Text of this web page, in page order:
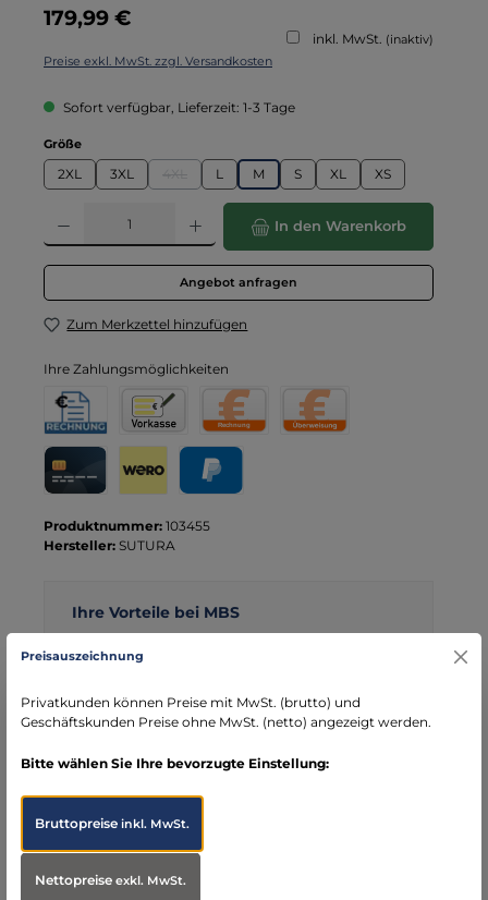
Regulärer Preis:
179,99 €
inkl. MwSt. (inaktiv)
Preise exkl. MwSt. zzgl. Versandkosten
Sofort verfügbar, Lieferzeit: 1-3 Tage
Größeauswählen
2XL 3XL
(Diese Option ist zurzeit nicht verfügbar.)
L M S XL XS
Produkt Anzahl: Gib den gewünschten Wert ein oder benutze die
In den Warenkorb
Angebot anfragen
Zum Merkzettel hinzufügen
Ihre Zahlungsmöglichkeiten
Rechnung
Rechnung für Behörden
Vorkasse
Produktnummer: 103455
Hersteller: SUTURA
Ihre Vorteile bei MBS
DE)
seit über 15 Jahren kompetenter Partner im
Bereich Notfallmedizin
Endlich können wir unsere Softshell-Jacke als Ergänzung
Preisauszeichnung
Privatkunden können Preise mit MwSt. (brutto) und
Geschäftskunden Preise ohne MwSt. (netto) angezeigt werden.
Bitte wählen Sie Ihre bevorzugte Einstellung:
Bruttopreiseinkl. MwSt.
Nettopreiseexkl. MwSt.